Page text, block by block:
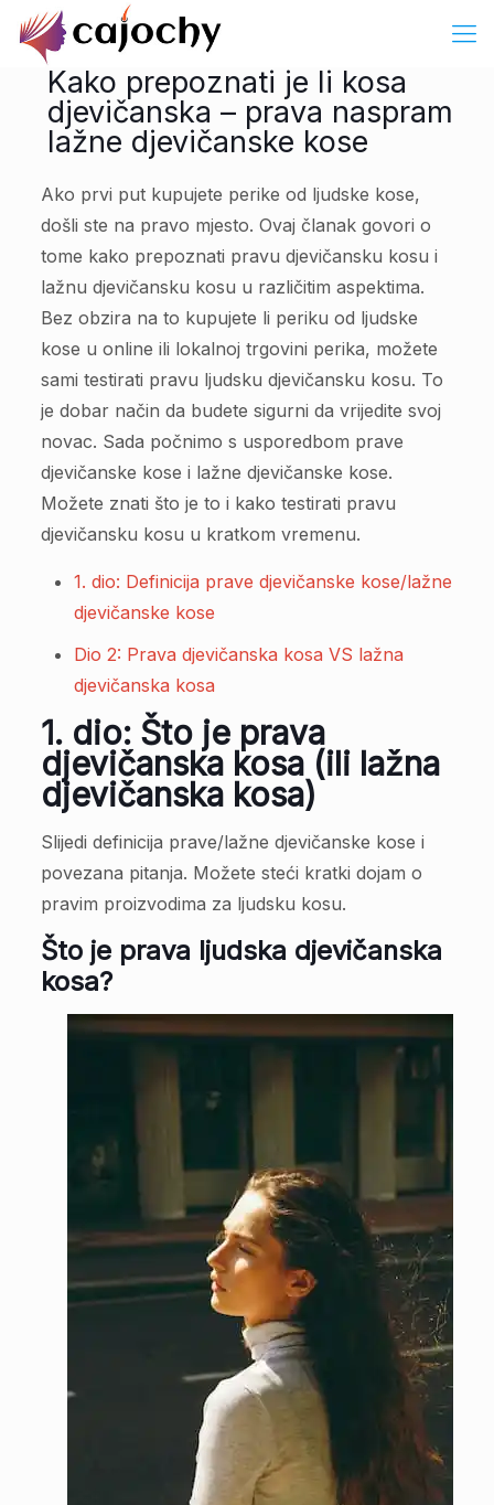
Kako prepoznati je li kosa
djevičanska – prava naspram
lažne djevičanske kose
Ako prvi put kupujete perike od ljudske kose,
došli ste na pravo mjesto. Ovaj članak govori o
tome kako prepoznati pravu djevičansku kosu i
lažnu djevičansku kosu u različitim aspektima.
Bez obzira na to kupujete li periku od ljudske
kose u online ili lokalnoj trgovini perika, možete
sami testirati pravu ljudsku djevičansku kosu. To
je dobar način da budete sigurni da vrijedite svoj
novac. Sada počnimo s usporedbom prave
djevičanske kose i lažne djevičanske kose.
Možete znati što je to i kako testirati pravu
djevičansku kosu u kratkom vremenu.
1. dio: Definicija prave djevičanske kose/lažne
djevičanske kose
Dio 2: Prava djevičanska kosa VS lažna
djevičanska kosa
1. dio: Što je prava
djevičanska kosa (ili lažna
djevičanska kosa)
Slijedi definicija prave/lažne djevičanske kose i
povezana pitanja. Možete steći kratki dojam o
pravim proizvodima za ljudsku kosu.
Što je prava ljudska djevičanska
kosa?